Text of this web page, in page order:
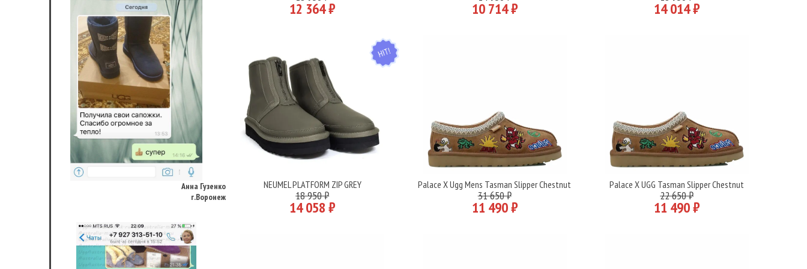
Анна Гузенко
г.Воронеж
12 364 ₽ 10 714 ₽ 14 014 ₽
HIT
Подробнее
NEUMEL PLATFORM ZIP GREY
18 950 ₽
14 058 ₽
Подробнее
Palace X Ugg Mens Tasman Slipper Chestnut
31 650 ₽
11 490 ₽
Подробнее
Palace X UGG Tasman Slipper Chestnut
22 650 ₽
11 490 ₽